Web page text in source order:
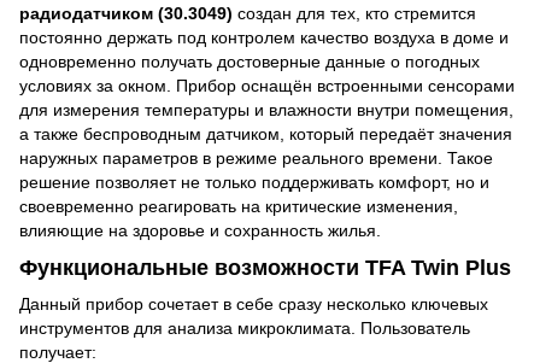
радиодатчиком (30.3049) создан для тех, кто стремится
постоянно держать под контролем качество воздуха в доме и
одновременно получать достоверные данные о погодных
условиях за окном. Прибор оснащён встроенными сенсорами
для измерения температуры и влажности внутри помещения,
а также беспроводным датчиком, который передаёт значения
наружных параметров в режиме реального времени. Такое
решение позволяет не только поддерживать комфорт, но и
своевременно реагировать на критические изменения,
влияющие на здоровье и сохранность жилья.
Функциональные возможности TFA Twin Plus
Данный прибор сочетает в себе сразу несколько ключевых
инструментов для анализа микроклимата. Пользователь
получает: